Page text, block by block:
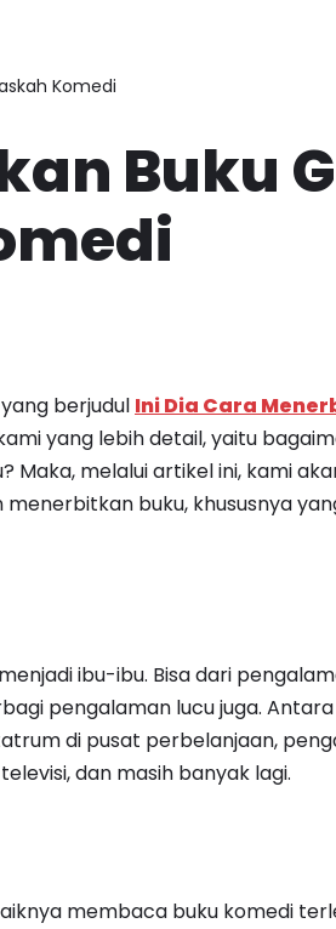
Komedi
Buku
berjudul Ini Dia Cara
yang lebih detail, yaitu
Maka, melalui artikel ini, kami
buku, khususnya
ibu-ibu. Bisa dari
pengalaman lucu juga. Antara
di pusat perbelanjaan,
dan masih banyak lagi.
membaca buku komedi